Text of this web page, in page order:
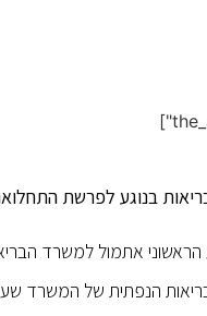
בנוגע לפרשת
הנפתית של המשרד